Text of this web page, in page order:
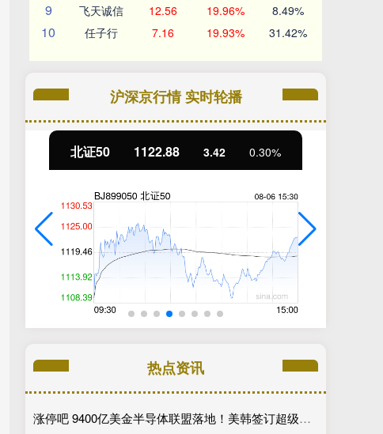
9 飞天诚信 12.56 19.96% 8.49%
10 任子行 7.16 19.93% 31.42%
沪深京行情 实时轮播
北证50 1122.88 3.42 0.30%
热点资讯
涨停吧 9400亿美金半导体联盟落地！美韩签订超级合作框架，全球AI产业链迎来格局重写